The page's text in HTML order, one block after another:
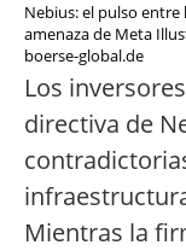
Nebius: el pulso
amenaza de Meta
boerse-global.de
Los
directiva de
Mientras la